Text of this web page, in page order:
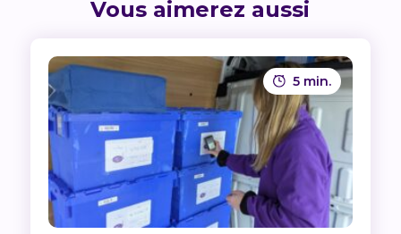
Vous aimerez aussi
5 min.